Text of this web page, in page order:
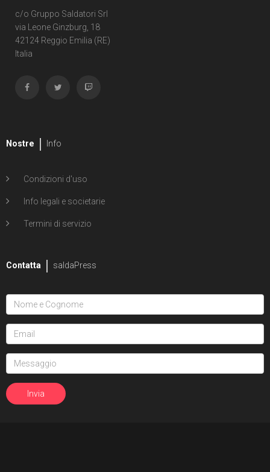
c/o Gruppo Saldatori Srl
via Leone Ginzburg, 18
42124 Reggio Emilia (RE)
Italia
Nostre Info
Condizioni d'uso
Info legali e societarie
Termini di servizio
Contatta saldaPress